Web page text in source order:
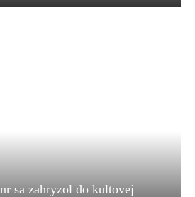
sa zahryzol do kultovej